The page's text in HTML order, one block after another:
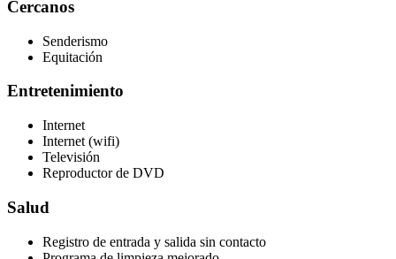
Cercanos
Senderismo
Equitación
Entretenimiento
Internet
Internet (wifi)
Televisión
Reproductor de DVD
Salud
Registro de entrada y salida sin contacto